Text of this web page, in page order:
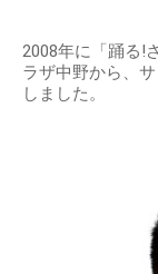
2008年に「踊る!
ラザ中野から、
しました。